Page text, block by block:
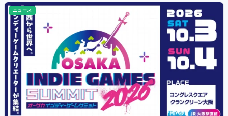
ニュース